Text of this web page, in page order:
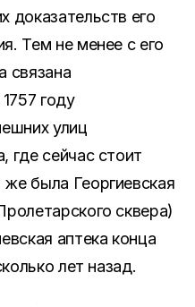
доказательств его
Тем не менее с его
связана
году
улиц
где сейчас стоит
была Георгиевская
сквера)
аптека конца
лет назад.